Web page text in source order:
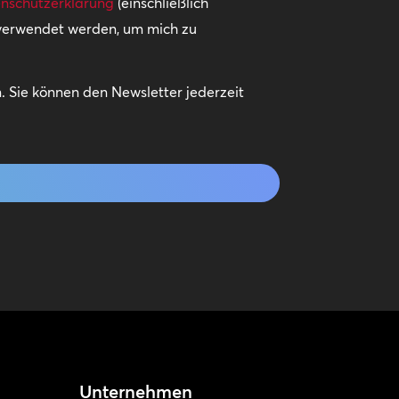
werden, um mich zu
können den Newsletter jederzeit
Unternehmen